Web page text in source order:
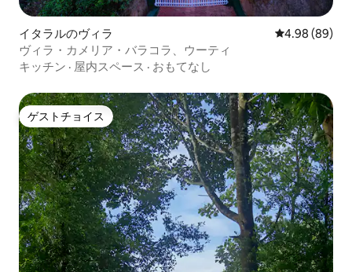
イタラルのヴィラ レビュー89件
4.98 (89)
ヴィラ・カメリア・バラコラ、ウーティ
キッチン · 屋内スペース · おもてなし
ゲストチョイス
ゲストチョイス